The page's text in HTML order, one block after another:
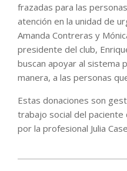
frazadas para las
atención en la unidad de
Amanda Contreras y
presidente del club,
buscan apoyar al sistema
manera, a las personas
Estas donaciones son
trabajo social del
por la profesional Julia